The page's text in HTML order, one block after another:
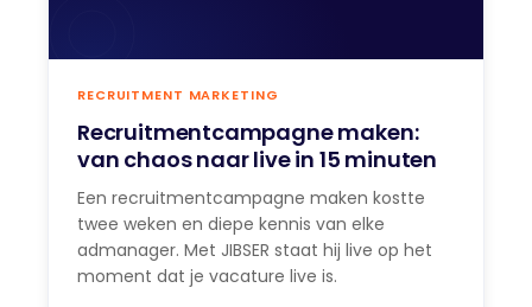
RECRUITMENT MARKETING
Recruitmentcampagne maken:
van chaos naar live in 15 minuten
Een recruitmentcampagne maken kostte
twee weken en diepe kennis van elke
admanager. Met JIBSER staat hij live op het
moment dat je vacature live is.